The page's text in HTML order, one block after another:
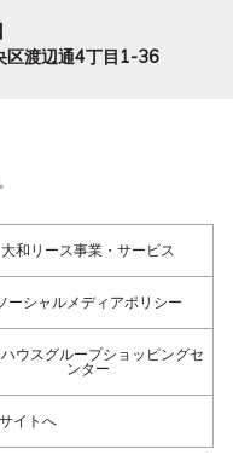
区渡辺通4丁目1-36
大和リース事業・サービス
ーシャルメディアポリシー
ウスグループショッピングセ
ンター
イトへ